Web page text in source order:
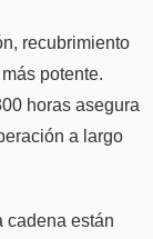
recubrimiento
potente.
horas asegura
a largo
cadena están